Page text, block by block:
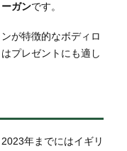
ガンです。
が特徴的なボディロ
はプレゼントにも適し
年までにはイギリ